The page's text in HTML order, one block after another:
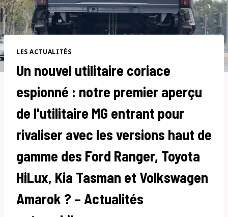
LES ACTUALITÉS
Un nouvel utilitaire coriace
espionné : notre premier aperçu
de l'utilitaire MG entrant pour
rivaliser avec les versions haut de
gamme des Ford Ranger, Toyota
HiLux, Kia Tasman et Volkswagen
Amarok ? – Actualités